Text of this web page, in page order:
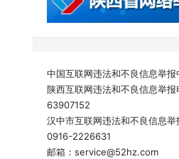
中国互联网违法和不良信息举
陕西互联网违法和不良信息举
63907152
汉中市互联网违法和不良信息
0916-2226631
邮箱：service@52hz.com